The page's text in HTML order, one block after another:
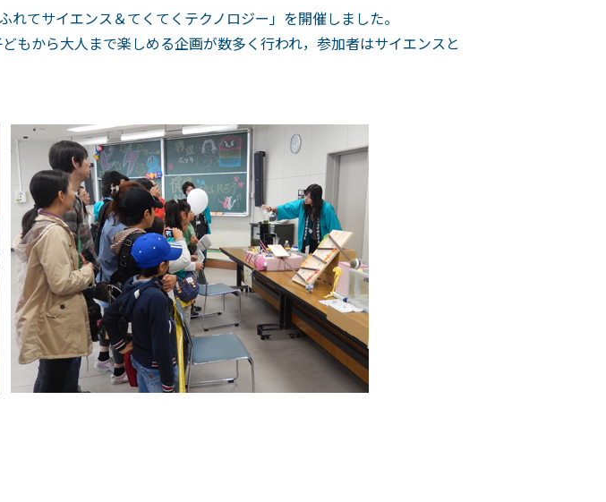
てサイエンス＆てくてくテクノロジー」を開催しました。
もから大人まで楽しめる企画が数多く行われ，参加者はサイエンスと